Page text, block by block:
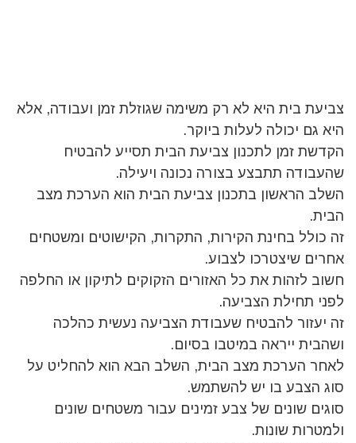
צביעת בית היא לא רק משימה שגוזלת זמן ועבודה, אלא
היא גם יכולה לעלות ביוקר.
הקדשת זמן לתכנון צביעת הבית תסייע להבטיח
שהעבודה תתבצע בצורה נכונה ויעילה.
השלב הראשון בתכנון צביעת הבית הוא הערכת מצב
הבית.
זה כולל בחינת הקירות, התקרות, הקישוטים ומשטחים
אחרים שיצטרכו לצבוע.
חשוב לזהות את כל האזורים הזקוקים לתיקון או החלפה
לפני תחילת הצביעה.
זה יעזור להבטיח שעבודת הצביעה נעשית כהלכה
ושהבית ייראה במיטבו בסיום.
לאחר הערכת מצב הבית, השלב הבא הוא להחליט על
סוג הצבע בו יש להשתמש.
סוגים שונים של צבע זמינים עבור משטחים שונים
ולמטרות שונות.